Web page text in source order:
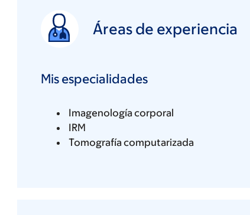
Áreas de experiencia
Mis especialidades
Imagenología corporal
IRM
Tomografía computarizada